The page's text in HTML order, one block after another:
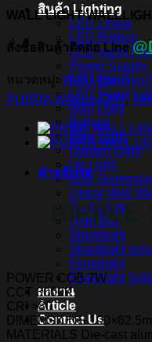
สินค้า Lighting
LED Linear
LED Ribbon
LED Neon
Power Supply
LED Panel
LED Panel
Wall Light
Bollard
Step Light
Garden Light
Up Light
LED
Linear Wall
Post Lamp
High Bay
Streetlight
Streetlight
Floodlight
Floodlight
ผลงาน
Article
Contact Us
WALL LIGHT
สั่งซื้อสินค้าติดต่อ Line
หมวดหมู่: Wall Light (โค
PURRA WALL LIGHT,โค
คำอธิบาย
POWER COB 7W
CCT 3000K
CRI >80
DIMENSIONS
MATERIALS Die-cast